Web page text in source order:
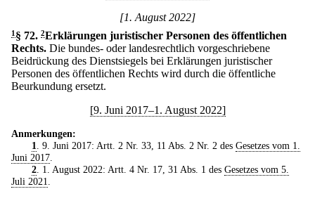
[1. August 2022]
1 § 72. 2Erklärungen juristischer Personen des öffentlichen
Rechts. Die bundes- oder landesrechtlich vorgeschriebene
Beidrückung des Dienstsiegels bei Erklärungen juristischer
Personen des öffentlichen Rechts wird durch die öffentliche
Beurkundung ersetzt.
[9. Juni 2017–1. August 2022]
Anmerkungen:
1
. 9. Juni 2017: Artt. 2 Nr. 33, 11 Abs. 2 Nr. 2 des Gesetzes vom 1.
Juni 2017
2. 1. August 2022: Artt. 4 Nr. 17, 31 Abs. 1 des Gesetzes vom 5.
Juli 2021